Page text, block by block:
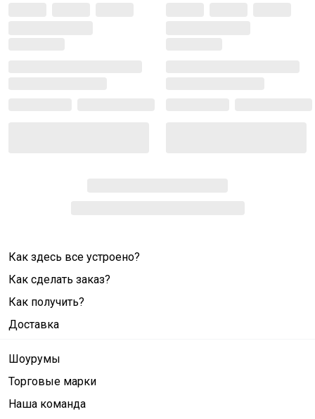
Как здесь все устроено?
Как сделать заказ?
Как получить?
Доставка
Шоурумы
Торговые марки
Наша команда